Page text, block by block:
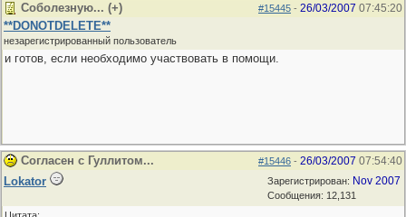
#15445 - 26/03/2007 07:45:20
Соболезную... (+)
**DONOTDELETE**
незарегистрированный пользователь
и готов, если необходимо участвовать в помощи.
#15446 - 26/03/2007 07:54:40
Согласен с Гуллитом...
Зарегистрирован: Nov 2007
Сообщения: 12,131
Lokator